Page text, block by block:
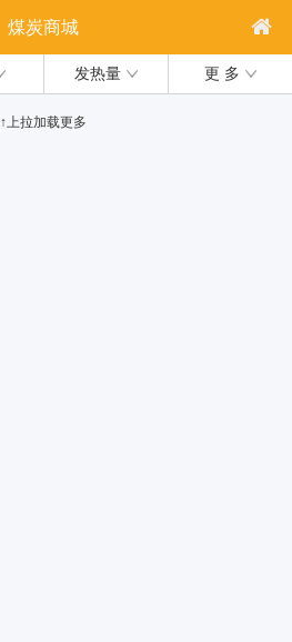
煤炭商城
发热量 更 多
↑上拉加载更多